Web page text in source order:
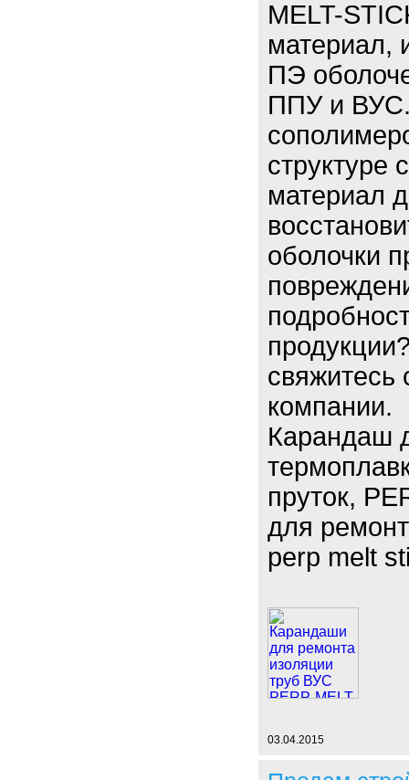
MELT-
материал,
ПЭ
ППУ и ВУС.
структуре
материал
оболочки
компании.
Карандаш
пруток,
для
perp melt
03.04.2015